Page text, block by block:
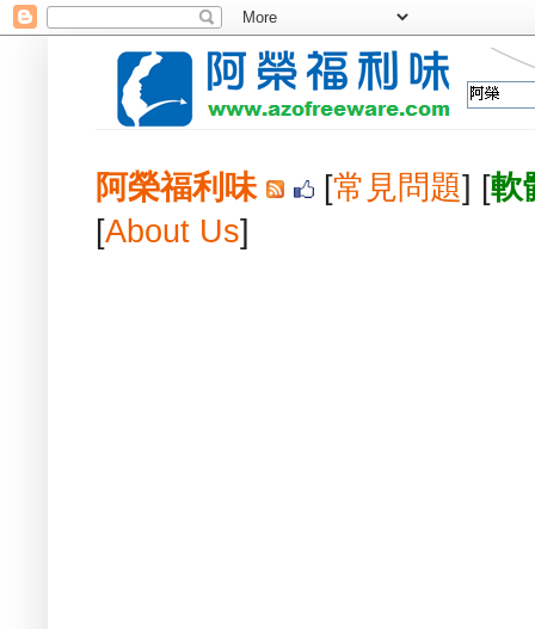
阿榮福利味 [常見問題] [軟
[About Us]